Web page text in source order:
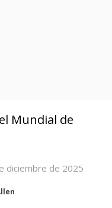
Mundial de
diciembre de 2025